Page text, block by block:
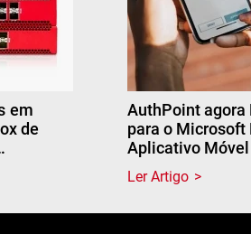
em
de
AuthPoint agora
para o Microsoft
Aplicativo Móvel
Ler Artigo